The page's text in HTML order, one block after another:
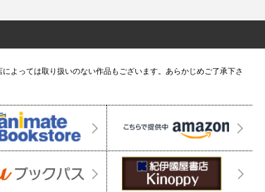
よっては取り扱いのない作品もございます。あらかじめご了承下さ